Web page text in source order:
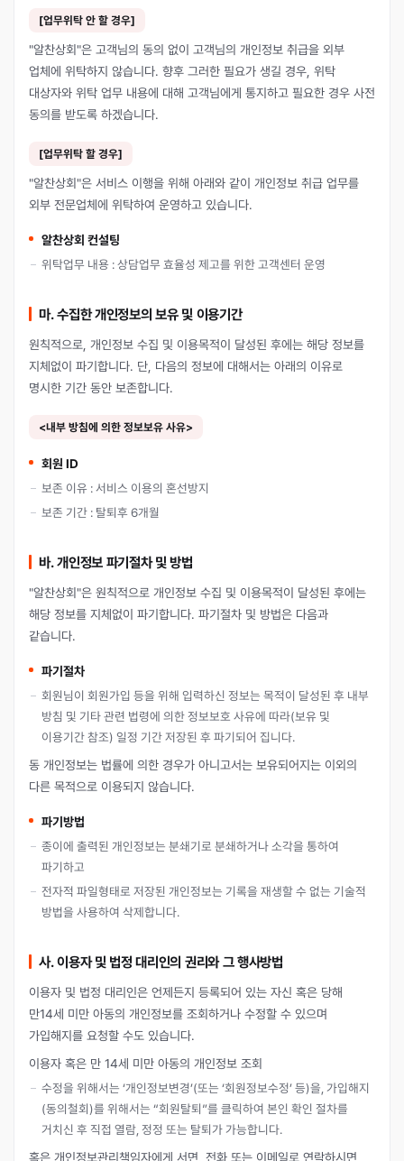
[업무위탁 안 할 경우]
"알찬상회"은 고객님의 동의 없이 고객님의 개인정보 취급을 외부
업체에 위탁하지 않습니다. 향후 그러한 필요가 생길 경우, 위탁
대상자와 위탁 업무 내용에 대해 고객님에게 통지하고 필요한 경우 사전
동의를 받도록 하겠습니다.
[업무위탁 할 경우]
"알찬상회"은 서비스 이행을 위해 아래와 같이 개인정보 취급 업무를
외부 전문업체에 위탁하여 운영하고 있습니다.
알찬상회 컨설팅
위탁업무 내용 : 상담업무 효율성 제고를 위한 고객센터 운영
마. 수집한 개인정보의 보유 및 이용기간
원칙적으로, 개인정보 수집 및 이용목적이 달성된 후에는 해당 정보를
지체없이 파기합니다. 단, 다음의 정보에 대해서는 아래의 이유로
명시한 기간 동안 보존합니다.
<내부 방침에 의한 정보보유 사유>
회원 ID
보존 이유 : 서비스 이용의 혼선방지
보존 기간 : 탈퇴후 6개월
바. 개인정보 파기절차 및 방법
"알찬상회"은 원칙적으로 개인정보 수집 및 이용목적이 달성된 후에는
해당 정보를 지체없이 파기합니다. 파기절차 및 방법은 다음과
같습니다.
파기절차
회원님이 회원가입 등을 위해 입력하신 정보는 목적이 달성된 후 내부
방침 및 기타 관련 법령에 의한 정보보호 사유에 따라(보유 및
이용기간 참조) 일정 기간 저장된 후 파기되어 집니다.
동 개인정보는 법률에 의한 경우가 아니고서는 보유되어지는 이외의
다른 목적으로 이용되지 않습니다.
파기방법
종이에 출력된 개인정보는 분쇄기로 분쇄하거나 소각을 통하여
파기하고
전자적 파일형태로 저장된 개인정보는 기록을 재생할 수 없는 기술적
방법을 사용하여 삭제합니다.
사. 이용자 및 법정 대리인의 권리와 그 행사방법
이용자 및 법정 대리인은 언제든지 등록되어 있는 자신 혹은 당해
만14세 미만 아동의 개인정보를 조회하거나 수정할 수 있으며
가입해지를 요청할 수도 있습니다.
이용자 혹은 만 14세 미만 아동의 개인정보 조회
수정을 위해서는 ‘개인정보변경’(또는 ‘회원정보수정’ 등)을, 가입해지
(동의철회)를 위해서는 “회원탈퇴”를 클릭하여 본인 확인 절차를
거치신 후 직접 열람, 정정 또는 탈퇴가 가능합니다.
혹은 개인정보관리책임자에게 서면, 전화 또는 이메일로 연락하시면